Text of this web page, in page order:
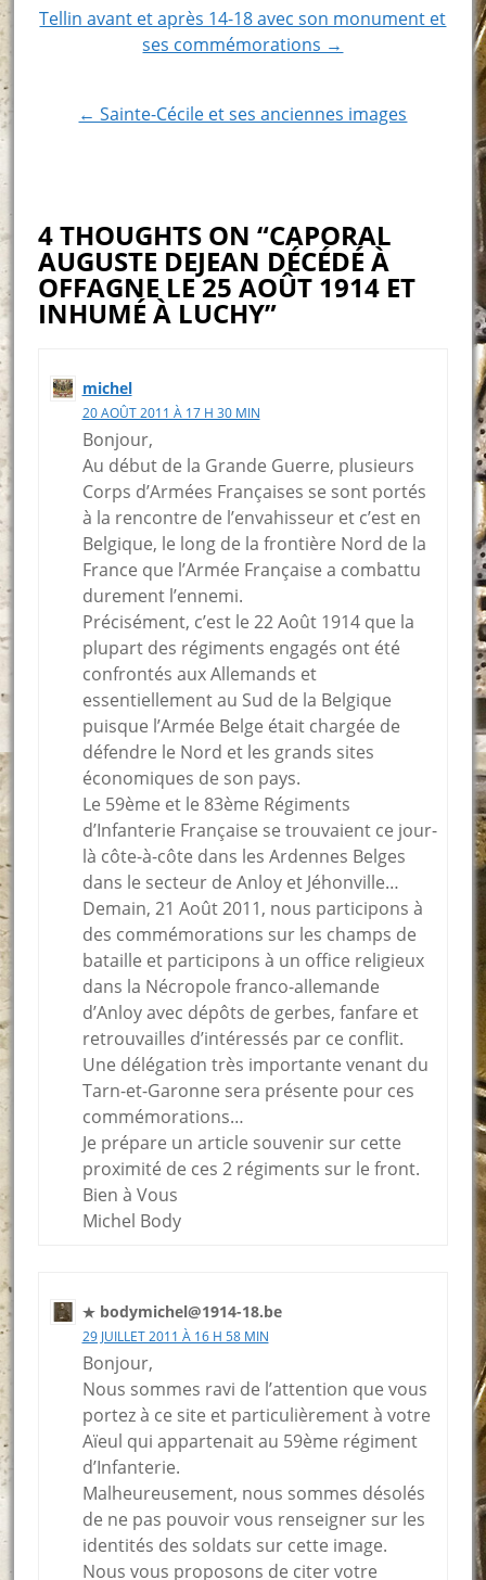
Post
Tellin avant et après 14-18 avec son monument et
ses commémorations →
← Sainte-Cécile et ses anciennes images
4 THOUGHTS ON “CAPORAL
AUGUSTE DEJEAN DÉCÉDÉ À
OFFAGNE LE 25 AOÛT 1914 ET
INHUMÉ À LUCHY”
michel
20 AOÛT 2011 À 17 H 30 MIN
Bonjour,
Au début de la Grande Guerre, plusieurs
Corps d’Armées Françaises se sont portés
à la rencontre de l’envahisseur et c’est en
Belgique, le long de la frontière Nord de la
France que l’Armée Française a combattu
durement l’ennemi.
Précisément, c’est le 22 Août 1914 que la
plupart des régiments engagés ont été
confrontés aux Allemands et
essentiellement au Sud de la Belgique
puisque l’Armée Belge était chargée de
défendre le Nord et les grands sites
économiques de son pays.
Le 59ème et le 83ème Régiments
d’Infanterie Française se trouvaient ce jour-
là côte-à-côte dans les Ardennes Belges
dans le secteur de Anloy et Jéhonville…
Demain, 21 Août 2011, nous participons à
des commémorations sur les champs de
bataille et participons à un office religieux
dans la Nécropole franco-allemande
d’Anloy avec dépôts de gerbes, fanfare et
retrouvailles d’intéressés par ce conflit.
Une délégation très importante venant du
Tarn-et-Garonne sera présente pour ces
commémorations…
Je prépare un article souvenir sur cette
proximité de ces 2 régiments sur le front.
Bien à Vous
Michel Body
bodymichel@1914-18.be
29 JUILLET 2011 À 16 H 58 MIN
Bonjour,
Nous sommes ravi de l’attention que vous
portez à ce site et particulièrement à votre
Aïeul qui appartenait au 59ème régiment
d’Infanterie.
Malheureusement, nous sommes désolés
de ne pas pouvoir vous renseigner sur les
identités des soldats sur cette image.
Nous vous proposons de citer votre